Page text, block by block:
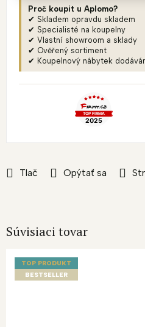
Tlač Opýtať sa
Proč koupit u Aplomo?
✔ Skladem opravdu skladem
✔ Specialisté na koupelny
✔ Vlastní showroom a sklady
✔ Ověřený sortiment
✔ Koupelnový nábytek
Súvisiaci tovar
TOP PRODUKT
BESTSELLER